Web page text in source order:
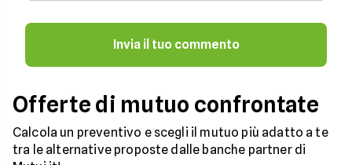
Invia il tuo commento
Offerte di mutuo confrontate
Calcola un preventivo e scegli il mutuo più adatto a te
tra le alternative proposte dalle banche partner di